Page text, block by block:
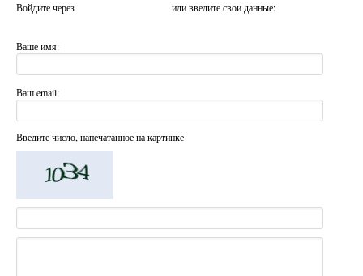
Войдите через или введите свои данные:
Ваше имя:
Ваш email:
Введите число, напечатанное на картинке